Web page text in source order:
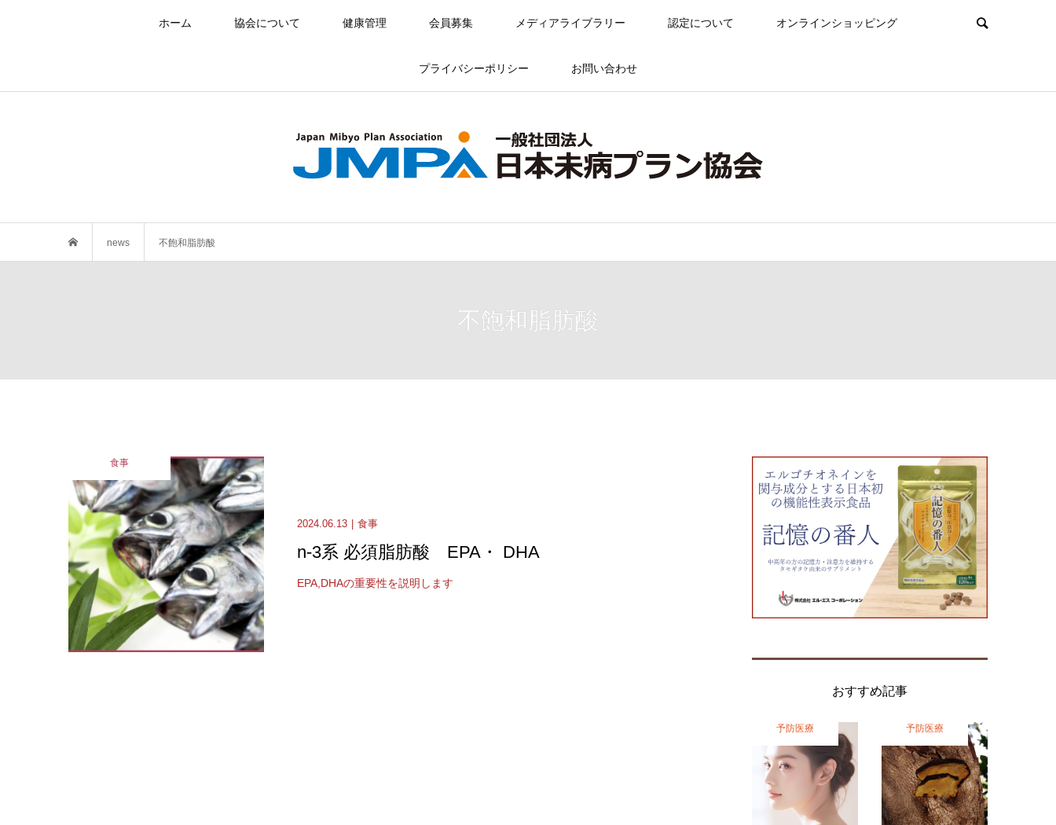
ホーム 協会について 健康管理 会員募集 メディアライブラリー 認定について オンラインショッピング
プライバシーポリシー お問い合わせ
news 不飽和脂肪酸
不飽和脂肪酸
食事
2024.06.13 食事
n-3系 必須脂肪酸 EPA・ DHA
EPA,DHAの重要性を説明します
おすすめ記事
予防医療 予防医療